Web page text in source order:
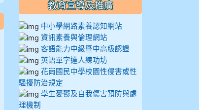
教育宣導及推廣
中小學網路素養認知網站
資訊素養與倫理網站
客語能力中級暨中高級認證
英語單字達人練功坊
花崗國民中學校園性侵害或性
騷擾防治規定
學生憂鬱及自我傷害預防與處
理機制